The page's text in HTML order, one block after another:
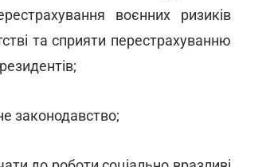
воєнних ризиків
та сприяти перестрахуванню
законодавство;